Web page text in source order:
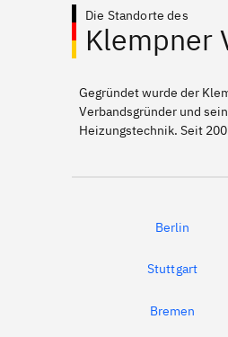
Die Standorte des
Klempner
Gegründet wurde der
Verbandsgründer und
Heizungstechnik. Seit
Berlin
Stuttgart
Bremen